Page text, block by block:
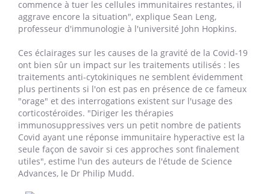
commence à tuer les cellules immunitaires restantes, il
aggrave encore la situation", explique Sean Leng,
professeur d'immunologie à l'université John Hopkins.
Ces éclairages sur les causes de la gravité de la Covid-19
ont bien sûr un impact sur les traitements utilisés : les
traitements anti-cytokiniques ne semblent évidemment
plus pertinents si l'on est pas en présence de ce fameux
"orage" et des interrogations existent sur l'usage des
corticostéroïdes. "Diriger les thérapies
immunosuppressives vers un petit nombre de patients
Covid ayant une réponse immunitaire hyperactive est la
seule façon de savoir si ces approches sont finalement
utiles", estime l'un des auteurs de l'étude de Science
Advances, le Dr Philip Mudd.